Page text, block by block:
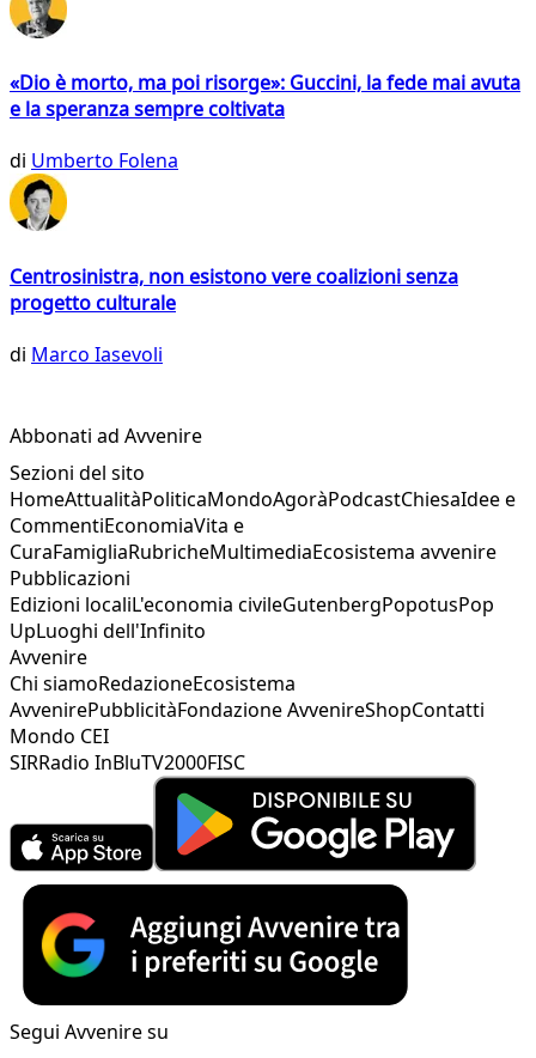
«Dio è morto, ma poi risorge»: Guccini, la fede mai avuta
e la speranza sempre coltivata
di Umberto Folena
Centrosinistra, non esistono vere coalizioni senza
progetto culturale
di Marco Iasevoli
Abbonati ad Avvenire
Sezioni del sito
HomeAttualitàPoliticaMondoAgoràPodcastChiesaIdee e
CommentiEconomiaVita e
CuraFamigliaRubricheMultimediaEcosistema avvenire
Pubblicazioni
Edizioni localiL'economia civileGutenbergPopotusPop
UpLuoghi dell'Infinito
Avvenire
Chi siamoRedazioneEcosistema
AvvenirePubblicitàFondazione AvvenireShopContatti
Mondo CEI
SIRRadio InBluTV2000FISC
Segui Avvenire su